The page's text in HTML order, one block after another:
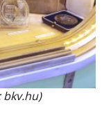
bkv.hu)